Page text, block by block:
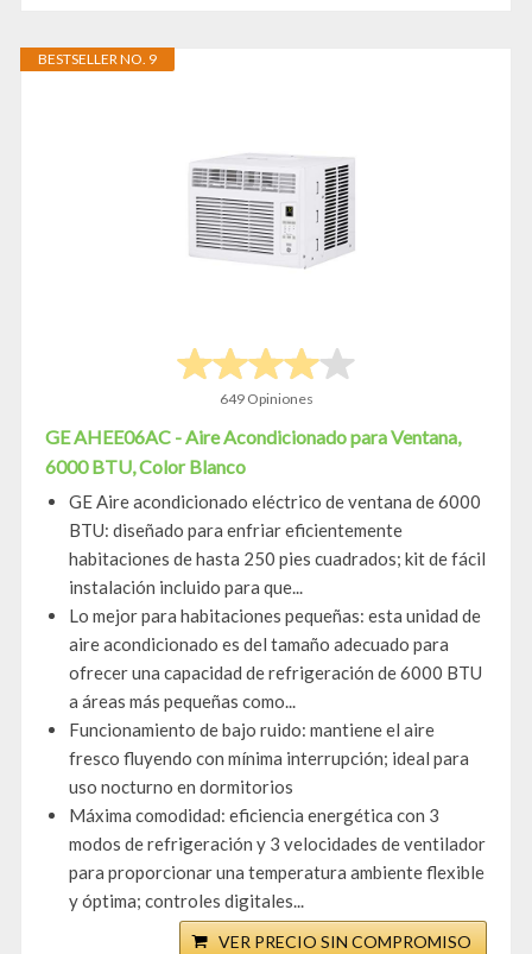
BESTSELLER NO. 9
649 Opiniones
GE AHEE06AC - Aire Acondicionado para Ventana,
6000 BTU, Color Blanco
GE Aire acondicionado eléctrico de ventana de 6000
BTU: diseñado para enfriar eficientemente
habitaciones de hasta 250 pies cuadrados; kit de fácil
instalación incluido para que...
Lo mejor para habitaciones pequeñas: esta unidad de
aire acondicionado es del tamaño adecuado para
ofrecer una capacidad de refrigeración de 6000 BTU
a áreas más pequeñas como...
Funcionamiento de bajo ruido: mantiene el aire
fresco fluyendo con mínima interrupción; ideal para
uso nocturno en dormitorios
Máxima comodidad: eficiencia energética con 3
modos de refrigeración y 3 velocidades de ventilador
para proporcionar una temperatura ambiente flexible
y óptima; controles digitales...
VER PRECIO SIN COMPROMISO